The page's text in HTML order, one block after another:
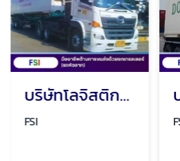
บริษัทโลจิสติกส์ ลาดกระบัง กรุงเทพ
FSI